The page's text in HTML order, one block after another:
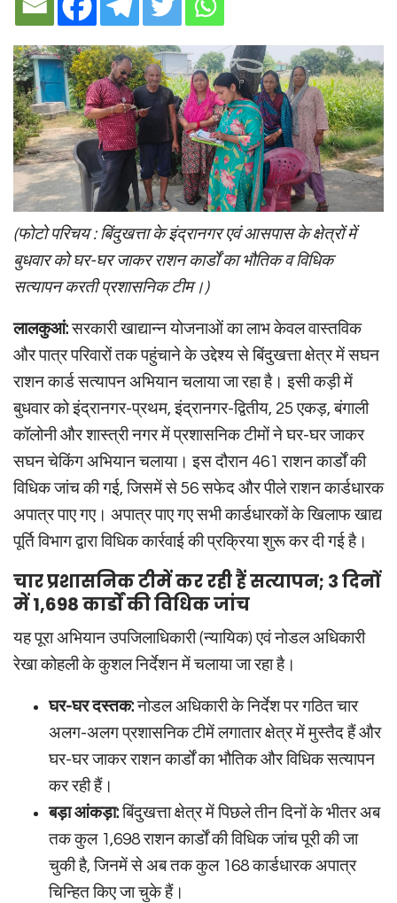
(फोटो परिचय : बिंदुखत्ता के इंद्रानगर एवं आसपास के क्षेत्रों में
बुधवार को घर-घर जाकर राशन कार्डों का भौतिक व विधिक
सत्यापन करती प्रशासनिक टीम।)
लालकुआं:सरकारी खाद्यान्न योजनाओं का लाभ केवल वास्तविक
और पात्र परिवारों तक पहुंचाने के उद्देश्य से बिंदुखत्ता क्षेत्र में सघन
राशन कार्ड सत्यापन अभियान चलाया जा रहा है। इसी कड़ी में
बुधवार को इंद्रानगर-प्रथम, इंद्रानगर-द्वितीय, 25 एकड़, बंगाली
कॉलोनी और शास्त्री नगर में प्रशासनिक टीमों ने घर-घर जाकर
सघन चेकिंग अभियान चलाया। इस दौरान 461 राशन कार्डों की
विधिक जांच की गई, जिसमें से 56 सफेद और पीले राशन कार्डधारक
अपात्र पाए गए। अपात्र पाए गए सभी कार्डधारकों के खिलाफ खाद्य
पूर्ति विभाग द्वारा विधिक कार्रवाई की प्रक्रिया शुरू कर दी गई है।
चार प्रशासनिक टीमें कर रही हैं सत्यापन; 3 दिनों
में 1,698 कार्डों की विधिक जांच
यह पूरा अभियान उपजिलाधिकारी (न्यायिक) एवं नोडल अधिकारी
रेखा कोहली के कुशल निर्देशन में चलाया जा रहा है।
घर-घर दस्तक:नोडल अधिकारी के निर्देश पर गठित चार
अलग-अलग प्रशासनिक टीमें लगातार क्षेत्र में मुस्तैद हैं और
घर-घर जाकर राशन कार्डों का भौतिक और विधिक सत्यापन
कर रही हैं।
बड़ा आंकड़ा:बिंदुखत्ता क्षेत्र में पिछले तीन दिनों के भीतर अब
तक कुल 1,698 राशन कार्डों की विधिक जांच पूरी की जा
चुकी है, जिनमें से अब तक कुल 168 कार्डधारक अपात्र
चिन्हित किए जा चुके हैं।